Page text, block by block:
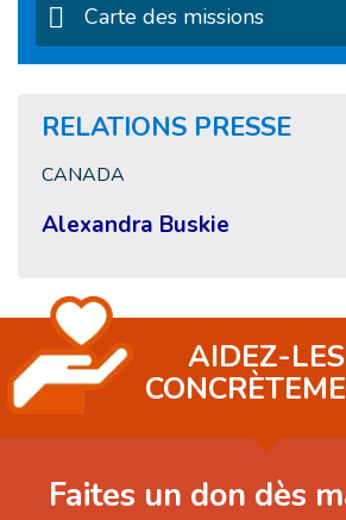
Carte des missions
RELATIONS PRESSE
CANADA
Alexandra Buskie
AIDEZ-LES
Faites un don dès